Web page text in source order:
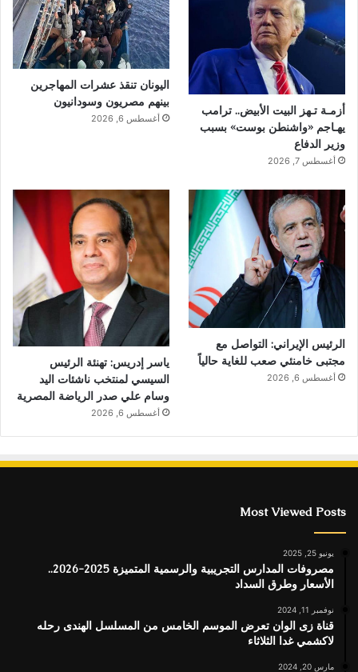
أزمـة تـهز البيت الأبيض.. ترامب
يهـاجم «واشنطن بوست» بسبب
وزير الدفاع
أغسطس 7, 2026
اليونان تنقذ عشرات المهاجرين
بينهم مصريون وسودانيون
أغسطس 6, 2026
الرئيس الإيراني: التواصل مع
مجتبى خامنئي صعب للغاية حالياً
أغسطس 6, 2026
ياسر إدريس: تهنئة الرئيس
السيسي لمنتخب ناشئات اليد
وسام علي صدر الرياضة المصرية
أغسطس 6, 2026
Most Viewed Posts
يونيو 25, 2025
مصروفات المدارس التجريبية والرسمية المتميزة 2025-2026..
الأسعار وطرق السداد
نوفمبر 11, 2024
قناة زى الوان تعرض الموسم الخامس من المسلسل الهندى رحله
لاكشمي غدا الثلاثاء
مارس 20, 2024